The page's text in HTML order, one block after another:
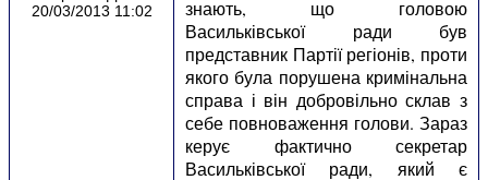
20/03/2013 11:02
знають, що головою
Васильківської ради був
представник Партії регіонів, проти
якого була порушена кримінальна
справа і він добровільно склав з
себе повноваження голови. Зараз
керує фактично секретар
Васильківської ради, який є